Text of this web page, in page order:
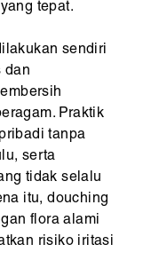
tepat.
sendiri
dan
Praktik
tanpa
serta
tidak selalu
itu, douching
flora alami
risiko iritasi